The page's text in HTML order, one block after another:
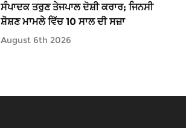
ਸੰਪਾਦਕ ਤਰੁਣ ਤੇਜਪਾਲ ਦੋਸ਼ੀ ਕਰਾਰ; ਜਿਨਸੀ
ਸ਼ੋਸ਼ਣ ਮਾਮਲੇ ਵਿੱਚ 10 ਸਾਲ ਦੀ ਸਜ਼ਾ
August 6th 2026